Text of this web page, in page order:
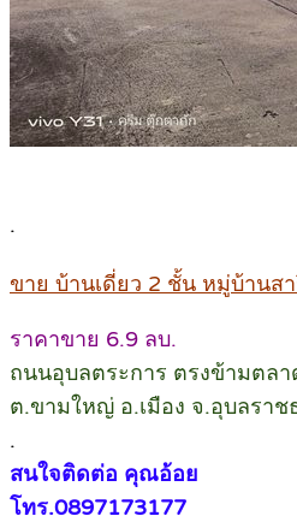
.
ขาย บ้านเดี่ยว 2 ชั้น หมู่บ้านส
ราคาขาย 6.9 ลบ.
ถนนอุบลตระการ ตรงข้ามตลา
ต.ขามใหญ่ อ.เมือง จ.อุบลราช
.
สนใจติดต่อ คุณอ้อย
โทร.0897173177